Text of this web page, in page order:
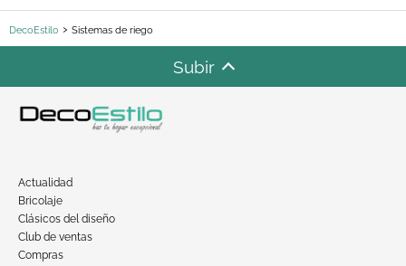
DecoEstilo Sistemas de riego
Subir
Actualidad
Bricolaje
Clásicos del diseño
Club de ventas
Compras